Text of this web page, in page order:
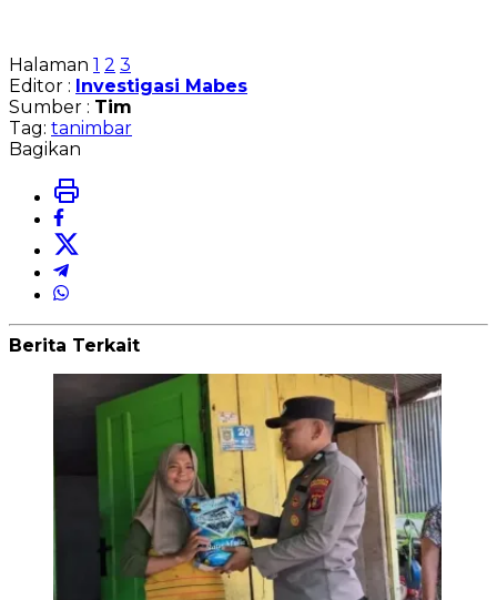
Halaman 1 2 3
Editor : Investigasi Mabes
Sumber : Tim
Tag: tanimbar
Bagikan
Berita Terkait